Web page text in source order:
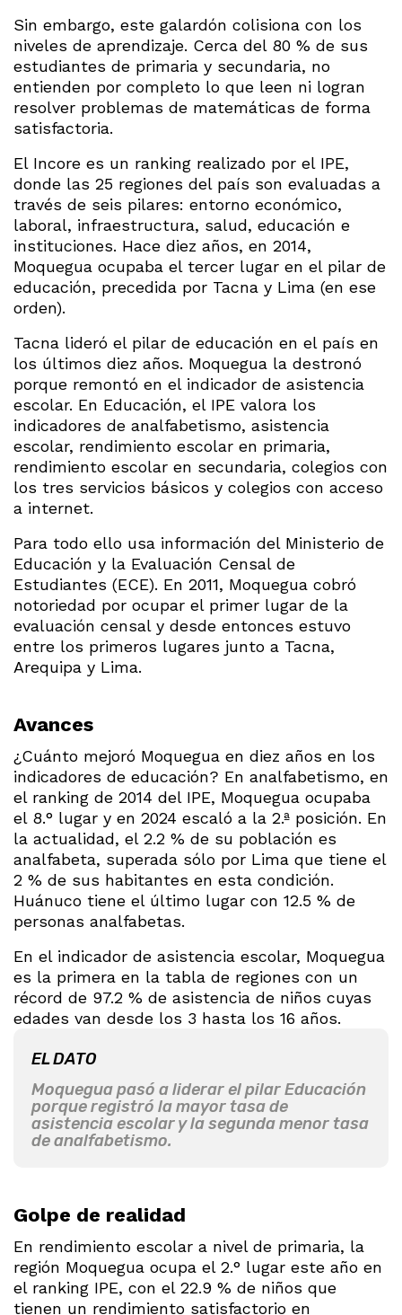
Sin embargo, este galardón colisiona con los
niveles de aprendizaje. Cerca del 80 % de sus
estudiantes de primaria y secundaria, no
entienden por completo lo que leen ni logran
resolver problemas de matemáticas de forma
satisfactoria.
El Incore es un ranking realizado por el IPE,
donde las 25 regiones del país son evaluadas a
través de seis pilares: entorno económico,
laboral, infraestructura, salud, educación e
instituciones. Hace diez años, en 2014,
Moquegua ocupaba el tercer lugar en el pilar de
educación, precedida por Tacna y Lima (en ese
orden).
Tacna lideró el pilar de educación en el país en
los últimos diez años. Moquegua la destronó
porque remontó en el indicador de asistencia
escolar. En Educación, el IPE valora los
indicadores de analfabetismo, asistencia
escolar, rendimiento escolar en primaria,
rendimiento escolar en secundaria, colegios con
los tres servicios básicos y colegios con acceso
a internet.
Para todo ello usa información del Ministerio de
Educación y la Evaluación Censal de
Estudiantes (ECE). En 2011, Moquegua cobró
notoriedad por ocupar el primer lugar de la
evaluación censal y desde entonces estuvo
entre los primeros lugares junto a Tacna,
Arequipa y Lima.
Avances
¿Cuánto mejoró Moquegua en diez años en los
indicadores de educación? En analfabetismo, en
el ranking de 2014 del IPE, Moquegua ocupaba
el 8.° lugar y en 2024 escaló a la 2.ª posición. En
la actualidad, el 2.2 % de su población es
analfabeta, superada sólo por Lima que tiene el
2 % de sus habitantes en esta condición.
Huánuco tiene el último lugar con 12.5 % de
personas analfabetas.
En el indicador de asistencia escolar, Moquegua
es la primera en la tabla de regiones con un
récord de 97.2 % de asistencia de niños cuyas
edades van desde los 3 hasta los 16 años.
EL DATO
Moquegua pasó a liderar el pilar Educación
porque registró la mayor tasa de
asistencia escolar y la segunda menor tasa
de analfabetismo.
Golpe de realidad
En rendimiento escolar a nivel de primaria, la
región Moquegua ocupa el 2.° lugar este año en
el ranking IPE, con el 22.9 % de niños que
tienen un rendimiento satisfactorio en